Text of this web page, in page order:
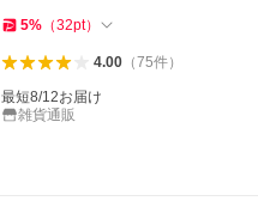
5% （32pt）
4.00（75件）
最短8/12お届け
雑貨通販